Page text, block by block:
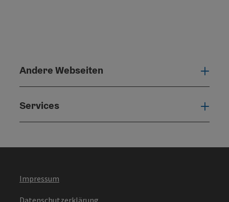
Andere Webseiten
Services
Impressum
Datenschutzerklärung